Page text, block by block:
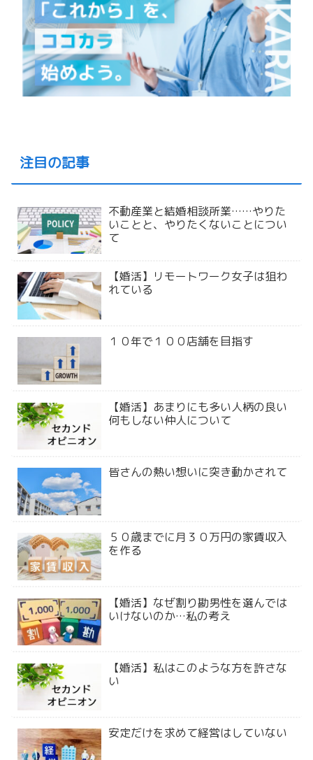
注目の記事
不動産業と結婚相談所業……やりた
いことと、やりたくないことについ
て
【婚活】リモートワーク女子は狙わ
れている
１０年で１００店舗を目指す
【婚活】あまりにも多い人柄の良い
何もしない仲人について
皆さんの熱い想いに突き動かされて
５０歳までに月３０万円の家賃収入
を作る
【婚活】なぜ割り勘男性を選んでは
いけないのか…私の考え
【婚活】私はこのような方を許さな
い
安定だけを求めて経営はしていない